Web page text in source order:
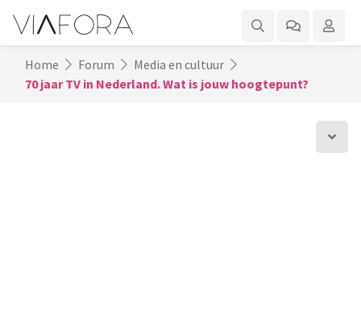
Home Forum
Media en cultuur
70 jaar TV in Nederland. Wat is jouw hoogtepunt?